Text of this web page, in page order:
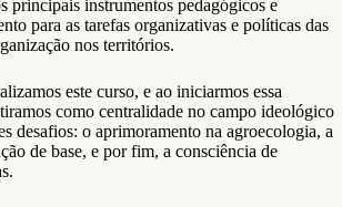
principais instrumentos pedagógicos e
para as tarefas organizativas e políticas das
nos territórios.
este curso, e ao iniciarmos essa
como centralidade no campo ideológico
desafios: o aprimoramento na agroecologia, a
de base, e por fim, a consciência de